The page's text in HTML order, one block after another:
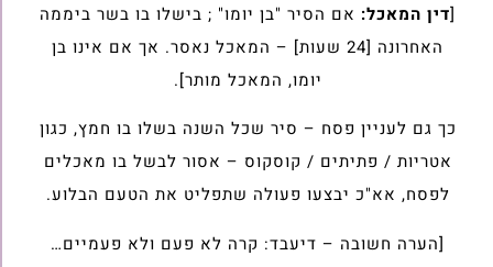
[דין המאכל: אם הסיר "בן יומו" ; בישלו בו בשר ביממה
האחרונה [24 שעות] – המאכל נאסר. אך אם אינו בן
יומו, המאכל מותר].
כך גם לעניין פסח – סיר שכל השנה בשלו בו חמץ, כגון
אטריות / פתיתים / קוסקוס – אסור לבשל בו מאכלים
לפסח, אא"כ יבצעו פעולה שתפליט את הטעם הבלוע.
[הערה חשובה – דיעבד: קרה לא פעם ולא פעמיים…